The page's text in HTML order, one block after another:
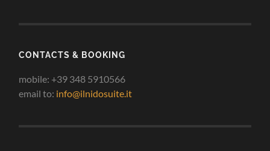
CONTACTS & BOOKING
mobile: +39 348 5910566
email to: info@ilnidosuite.it